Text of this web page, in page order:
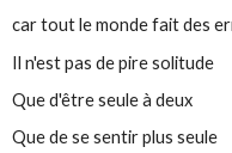
car tout le monde fait des
Il n'est pas de pire solitude
Que d'être seule à deux
Que de se sentir plus seule